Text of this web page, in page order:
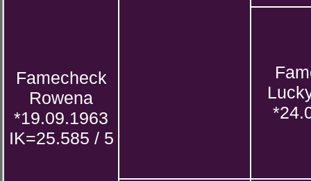
Famecheck
Rowena
*19.09.1963
IK=25.585 / 5